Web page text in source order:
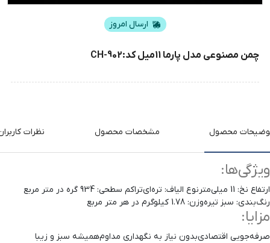
ارسال امروز
چمن مصنوعی مدل پارما 11میل کد:CH-902
محصول مشخصات محصول نظرات
ویژگی‌ها:
ارتفاع نخ: 11 میلی‌متر نوع الیاف: تره‌ایتراکم سطحی: 934 گره در متر مربع
رنگ‌بندی: سبز تیرهوزن: 1.78 کیلوگرم در هر متر مربع
مزایا:
صرفه‌جویی اقتصادیبدون نیاز به نگهداری مداومهمیشه سبز و زیبا